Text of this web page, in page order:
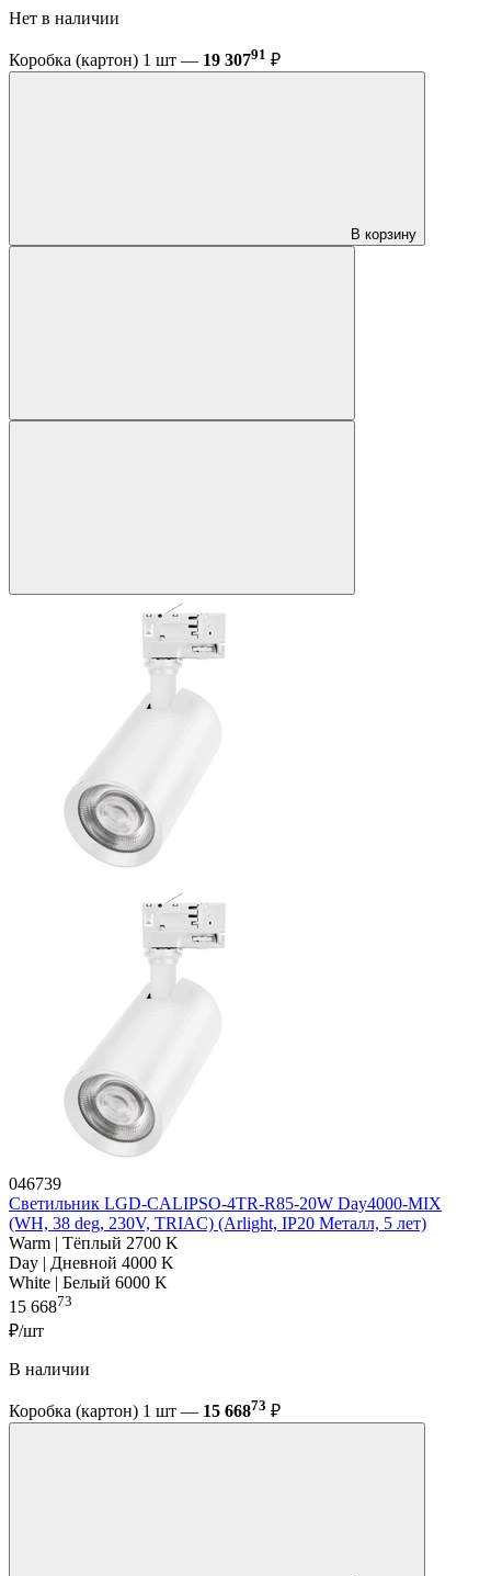
Нет в наличии
Коробка (картон) 1 шт — 19 30791 ₽
В корзину
046739
Светильник LGD-CALIPSO-4TR-R85-20W Day4000-MIX
(WH, 38 deg, 230V, TRIAC) (Arlight, IP20 Металл, 5 лет)
Warm | Тёплый 2700 K
Day | Дневной 4000 K
White | Белый 6000 K
15 66873
₽/шт
В наличии
Коробка (картон) 1 шт — 15 66873 ₽